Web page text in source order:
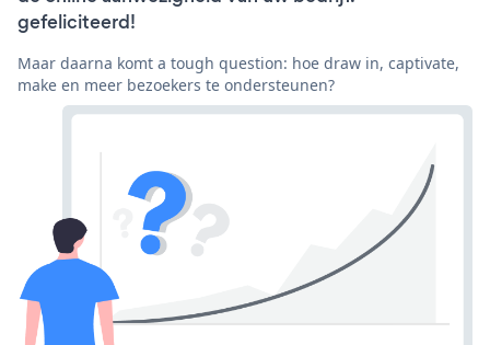
gefeliciteerd!
Maar daarna komt a tough question: hoe draw in, captivate,
make en meer bezoekers te ondersteunen?